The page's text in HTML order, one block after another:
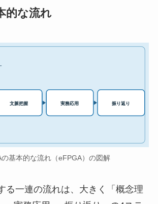
的な流れ
文脈把握 実務応用 振り返り
基本的な流れ（eFPGA）の図解
る一連の流れは、大きく「概念理